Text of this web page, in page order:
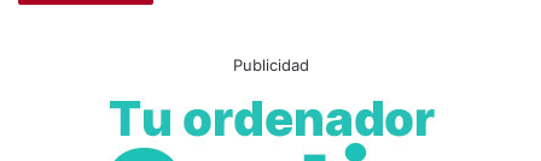
Publicidad